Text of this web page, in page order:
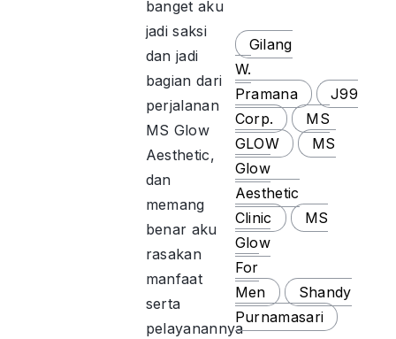
banget aku
jadi saksi
dan jadi
bagian dari
perjalanan
MS Glow
Aesthetic,
dan
memang
benar aku
rasakan
manfaat
serta
pelayanannya
Gilang
W.
Pramana
J99
Corp.
MS
GLOW
MS
Glow
Aesthetic
Clinic
MS
Glow
For
Men
Shandy
Purnamasari